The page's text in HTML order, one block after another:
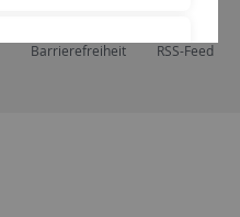
Barrierefreiheit RSS-Feed